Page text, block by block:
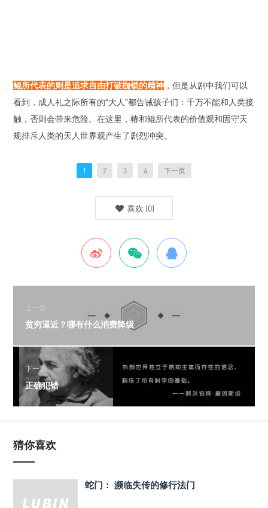
鲲所代表的则是追求自由打破枷锁的精神 ，但是从剧中我们可以
看到，成人礼之际所有的“大人”都告诫孩子们：千万不能和人类接
触，否则会带来危险。在这里，椿和鲲所代表的价值观和固守天
规排斥人类的天人世界观产生了剧烈冲突。
1 2 3 4 下一页
喜欢 (0)
上一篇
贫穷逼近？哪有什么消费降级
下一篇
正确犯错
猜你喜欢
蛇门： 濒临失传的修行法门